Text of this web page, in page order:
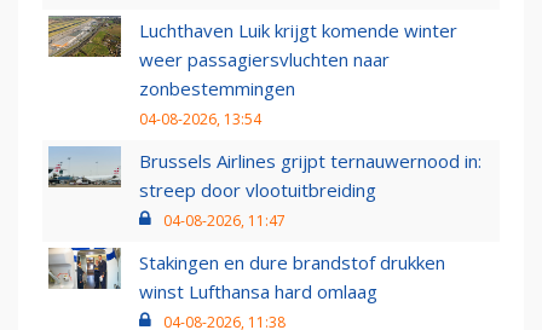
Luchthaven Luik krijgt komende winter
weer passagiersvluchten naar
zonbestemmingen
04-08-2026, 13:54
Brussels Airlines grijpt ternauwernood in:
streep door vlootuitbreiding
04-08-2026, 11:47
Stakingen en dure brandstof drukken
winst Lufthansa hard omlaag
04-08-2026, 11:38